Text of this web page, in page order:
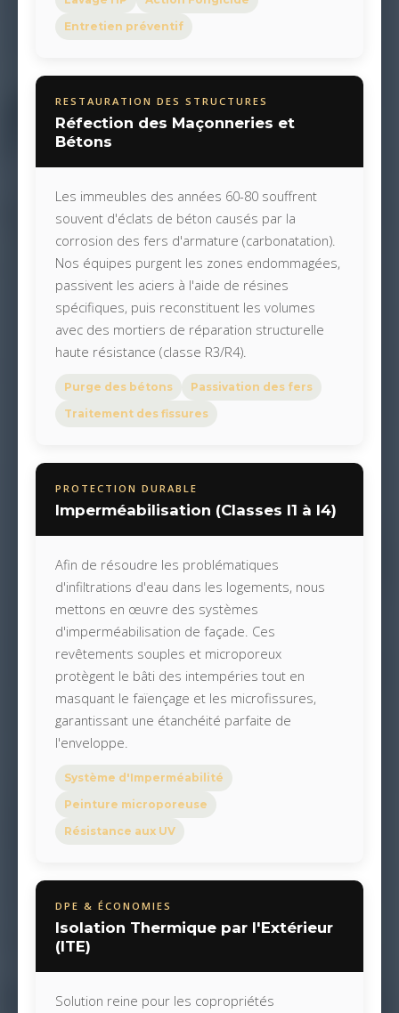
Entretien préventif
RESTAURATION DES STRUCTURES
Réfection des Maçonneries et
Bétons
Les immeubles des années 60-80 souffrent
souvent d'éclats de béton causés par la
corrosion des fers d'armature (carbonatation).
Nos équipes purgent les zones endommagées,
passivent les aciers à l'aide de résines
spécifiques, puis reconstituent les volumes
avec des mortiers de réparation structurelle
haute résistance (classe R3/R4).
Purge des bétons
Passivation des fers
Traitement des fissures
PROTECTION DURABLE
Imperméabilisation (Classes I1 à I4)
Afin de résoudre les problématiques
d'infiltrations d'eau dans les logements, nous
mettons en œuvre des systèmes
d'imperméabilisation de façade. Ces
revêtements souples et microporeux
protègent le bâti des intempéries tout en
masquant le faïençage et les microfissures,
garantissant une étanchéité parfaite de
l'enveloppe.
Système d'Imperméabilité
Peinture microporeuse
Résistance aux UV
DPE & ÉCONOMIES
Isolation Thermique par l'Extérieur
(ITE)
Solution reine pour les copropriétés